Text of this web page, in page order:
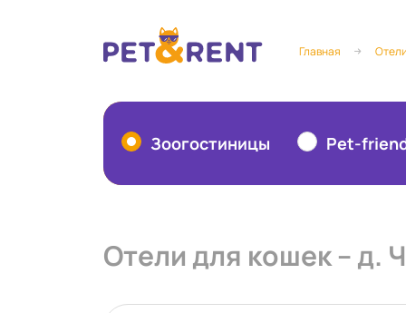
Главная
Зоогостиницы Pet-
Отели для кошек – д.